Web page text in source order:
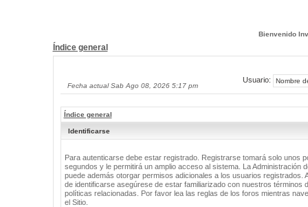
Bienvenido
Índice general
Fecha actual Sab Ago 08, 2026 5:17 pm
Usuario:
Índice general
Identificarse
Para autenticarse debe estar registrado. Registrarse tomará solo unos
segundos y le permitirá un amplio acceso al sistema. La Administración
puede además otorgar permisos adicionales a los usuarios registrados.
de identificarse asegúrese de estar familiarizado con nuestros términos
políticas relacionadas. Por favor lea las reglas de los foros mientras
el Sitio.